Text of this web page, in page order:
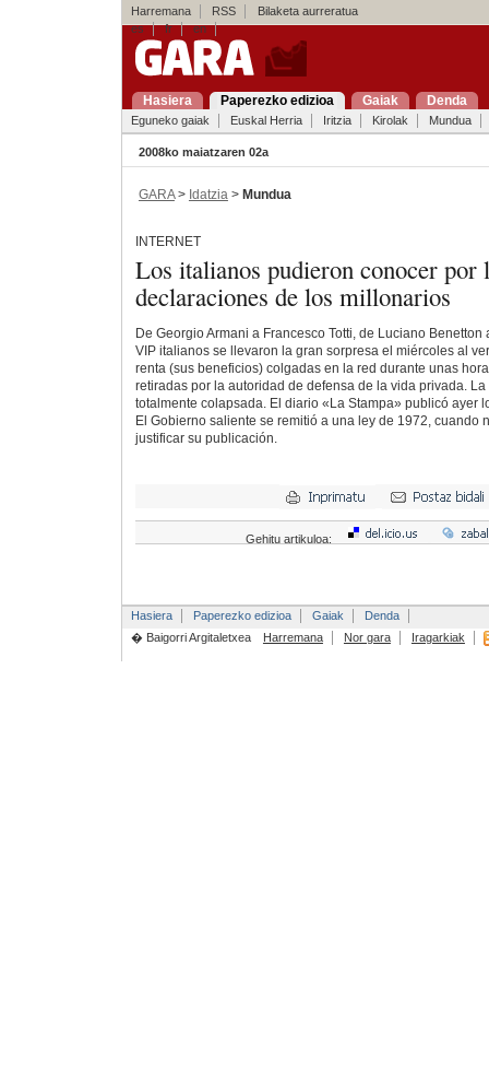
Harremana RSS
Bilaketa aurreratua
es
fr en
Hasiera Paperezko edizioa Gaiak Denda
Eguneko gaiak Euskal Herria Iritzia Kirolak Mundua
2008ko maiatzaren 02a
GARA> Idatzia > Mundua
INTERNET
Los italianos pudieron conocer por
declaraciones de los millonarios
De Georgio Armani a Francesco Totti, de Luciano
VIP italianos se llevaron la gran sorpresa el miércoles al
renta (sus beneficios) colgadas en la red durante unas
retiradas por la autoridad de defensa de la vida privada.
totalmente colapsada. El diario «La Stampa» publicó ayer
El Gobierno saliente se remitió a una ley de 1972, cuando
justificar su publicación.
Gehitu artikuloa:
Hasiera Paperezko edizioa Gaiak
Denda
� Baigorri Argitaletxea
Harremana Nor gara Iragarkiak